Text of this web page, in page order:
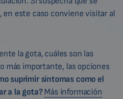
en este caso conviene visitar al
la gota, cuáles son las
más importante, las opciones
suprimir síntomas como el
a la gota? Más información